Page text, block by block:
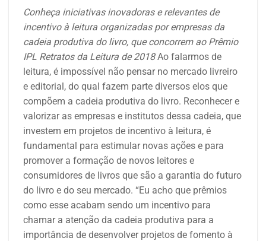
Conheça iniciativas inovadoras e relevantes de
incentivo à leitura organizadas por empresas da
cadeia produtiva do livro, que concorrem ao Prêmio
IPL Retratos da Leitura de 2018Ao falarmos de
leitura, é impossível não pensar no mercado livreiro
e editorial, do qual fazem parte diversos elos que
compõem a cadeia produtiva do livro. Reconhecer e
valorizar as empresas e institutos dessa cadeia, que
investem em projetos de incentivo à leitura, é
fundamental para estimular novas ações e para
promover a formação de novos leitores e
consumidores de livros que são a garantia do futuro
do livro e do seu mercado. “Eu acho que prêmios
como esse acabam sendo um incentivo para
chamar a atenção da cadeia produtiva para a
importância de desenvolver projetos de fomento à